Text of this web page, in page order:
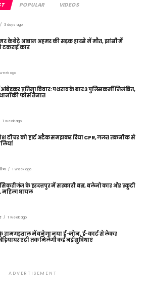
POPULAR VIDEOS
3 days ago
के बेटे आबान अहमद की सड़क हादसे में मौत, झांसी में
टकराई कार
ago
प्रतिमा विवाद: पथराव के बाद 3 पुलिसकर्मी निलंबित,
की फोर्स तैनात
1 week ago
टीचर को हार्ट अटैक समझकर दिया CPR, गलत तकनीक से
1 week ago
के हरदत्तपुर में सरकारी बस, बलेनो कार और स्कूटी
महिला घायल
1 week ago
रामगढ़ताल में बनेगा नया ई-ज़ोन, ई-कार्ट से लेकर
एंट्री तक मिलेंगी कई नई सुविधाएं
ADVERTISEMENT